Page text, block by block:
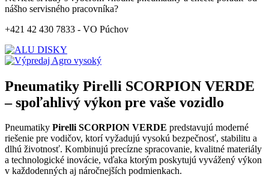
nášho servisného pracovníka?
+421 42 430 7833 - VO Púchov
Pneumatiky Pirelli SCORPION VERDE
– spoľahlivý výkon pre vaše vozidlo
Pneumatiky Pirelli SCORPION VERDE predstavujú moderné
riešenie pre vodičov, ktorí vyžadujú vysokú bezpečnosť, stabilitu a
dlhú životnosť. Kombinujú precízne spracovanie, kvalitné materiály
a technologické inovácie, vďaka ktorým poskytujú vyvážený výkon
v každodenných aj náročnejších podmienkach.